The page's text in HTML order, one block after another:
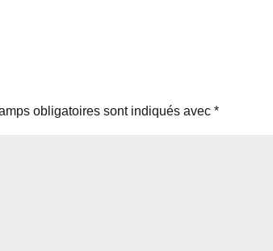
obligatoires sont indiqués avec*